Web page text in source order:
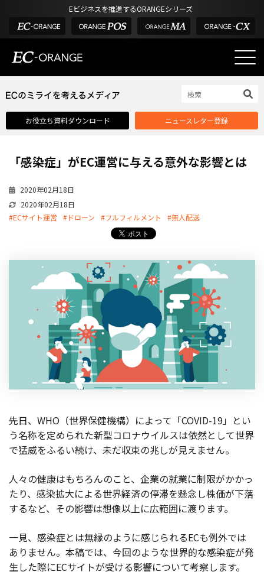
Eビジネスを推進するORANGEシリーズ
選ばれる理由
課題解決例
機能一覧
外部サービス連携
ショッピングモール型 EC
マルチテナント、マルチブランドなど
通販受注対応
ECと通販の連動を可能に
EC運用支援
スクラッチ開発
ライセンス契約
内製化支援
補助金活用支援
お役立ち記事
お役立ち資料ダウンロード ニュースレター登録
「感染症」がEC運営に与える意外な影響とは
2020年02月18日
2020年02月18日
#ECサイト運営
#ドローン #フルフィルメント #無人配送
先日、WHO（世界保健機構）によって「COVID-19」とい
う名称を定められた新型コロナウイルスは依然として世界
で猛威をふるい続け、未だ収束の兆しが見えません。
人々の健康はもちろんのこと、企業の就業に制限がかかっ
たり、感染拡大による世界経済の停滞を懸念し株価が下落
するなど、その影響は想像以上に広範囲に渡ります。
一見、感染症とは無縁のように感じられるECも例外では
ありません。本稿では、今回のような世界的な感染症が発
生した際にECサイトが受ける影響について考察します。